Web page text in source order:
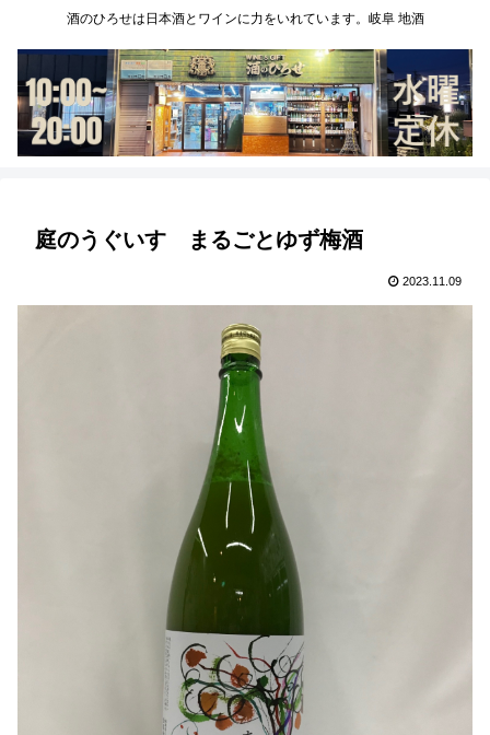
酒のひろせは日本酒とワインに力をいれています。岐阜 地酒
庭のうぐいす まるごとゆず梅酒
2023.11.09